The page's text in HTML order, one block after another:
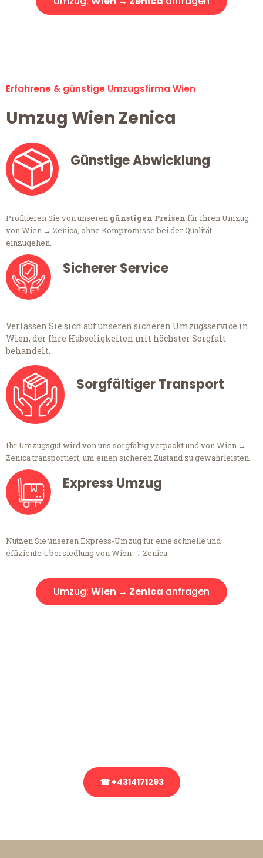
Erfahrene & günstige Umzugsfirma Wien
Umzug Wien Zenica
Günstige Abwicklung
Profitieren Sie von unseren günstigen Preisen für Ihren Umzug
von Wien → Zenica, ohne Kompromisse bei der Qualität
einzugehen.
Sicherer Service
Verlassen Sie sich auf unseren sicheren Umzugsservice in
Wien, der Ihre Habseligkeiten mit höchster Sorgfalt
behandelt.
Sorgfältiger Transport
Ihr Umzugsgut wird von uns sorgfältig verpackt und von Wien →
Zenica transportiert, um einen sicheren Zustand zu gewährleisten.
Express Umzug
Nutzen Sie unseren Express-Umzug für eine schnelle und
effiziente Übersiedlung von Wien → Zenica.
Umzug: Wien → Zenica anfragen
☎ +4314171293